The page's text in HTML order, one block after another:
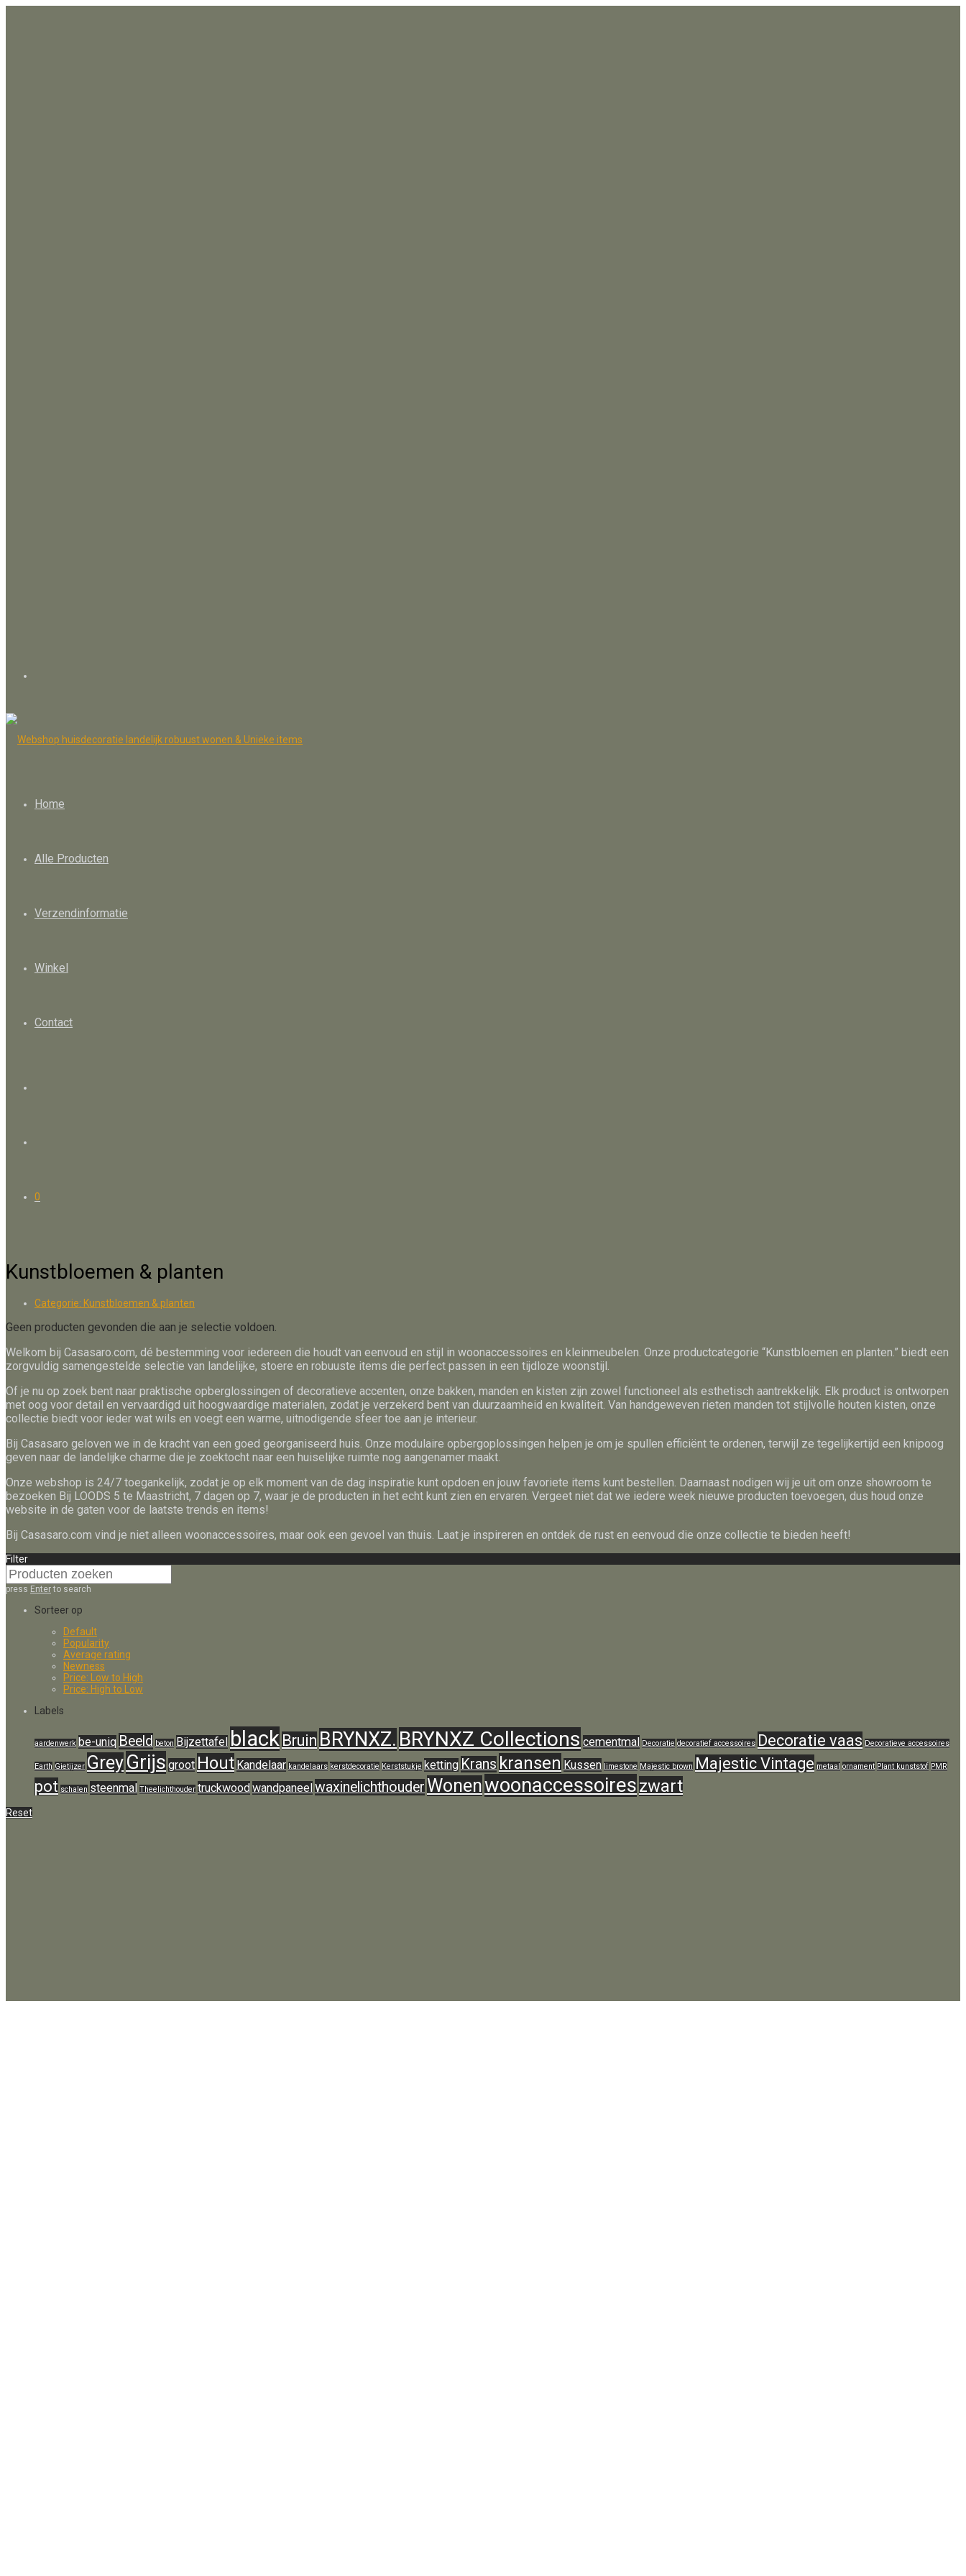
Home
Alle Producten
Verzendinformatie
Winkel
Contact
0
Kunstbloemen & planten
Categorie: Kunstbloemen & planten
Geen producten gevonden die aan je selectie voldoen.
Welkom bij Casasaro.com, dé bestemming voor iedereen die houdt van eenvoud en stijl in woonaccessoires en kleinmeubelen. Onze productcategorie “Kunstbloemen en planten.” biedt een
zorgvuldig samengestelde selectie van landelijke, stoere en robuuste items die perfect passen in een tijdloze woonstijl.
Of je nu op zoek bent naar praktische opberglossingen of decoratieve accenten, onze bakken, manden en kisten zijn zowel functioneel als esthetisch aantrekkelijk. Elk product is ontworpen
met oog voor detail en vervaardigd uit hoogwaardige materialen, zodat je verzekerd bent van duurzaamheid en kwaliteit. Van handgeweven rieten manden tot stijlvolle houten kisten, onze
collectie biedt voor ieder wat wils en voegt een warme, uitnodigende sfeer toe aan je interieur.
Bij Casasaro geloven we in de kracht van een goed georganiseerd huis. Onze modulaire opbergoplossingen helpen je om je spullen efficiënt te ordenen, terwijl ze tegelijkertijd een knipoog
geven naar de landelijke charme die je zoektocht naar een huiselijke ruimte nog aangenamer maakt.
Onze webshop is 24/7 toegankelijk, zodat je op elk moment van de dag inspiratie kunt opdoen en jouw favoriete items kunt bestellen. Daarnaast nodigen wij je uit om onze showroom te
bezoeken Bij LOODS 5 te Maastricht, 7 dagen op 7, waar je de producten in het echt kunt zien en ervaren. Vergeet niet dat we iedere week nieuwe producten toevoegen, dus houd onze
website in de gaten voor de laatste trends en items!
Bij Casasaro.com vind je niet alleen woonaccessoires, maar ook een gevoel van thuis. Laat je inspireren en ontdek de rust en eenvoud die onze collectie te bieden heeft!
Filter
press Enterto search
Sorteer op
Default
Popularity
Average rating
Newness
Price: Low to High
Price: High to Low
Labels
aardenwerk be-uniq Beeld beton Bijzettafel black Bruin BRYNXZ. BRYNXZ Collections cementmal Decoratie decoratief accessoires Decoratie vaas Decoratieve accessoires
Earth Gietijzer GreyGrijs groot Hout Kandelaar kandelaars kerstdecoratie Kerststukje ketting Krans kransen Kussen limestone Majestic brown Majestic Vintage metaal ornament Plant kunststof PMR
pot schalen steenmal Theelichthouder truckwoodwandpaneelwaxinelichthouderWonenwoonaccessoireszwart
Reset